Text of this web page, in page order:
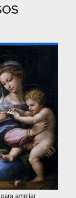
ampliar